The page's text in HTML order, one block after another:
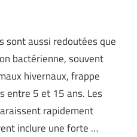
sont aussi redoutées que
bactérienne, souvent
hivernaux, frappe
entre 5 et 15 ans. Les
rapidement
inclure une forte …